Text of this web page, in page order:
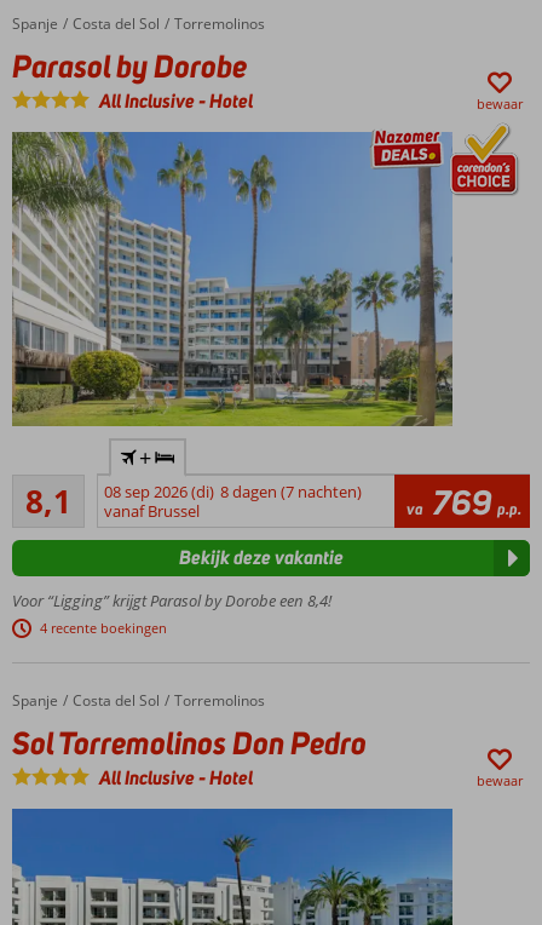
centrum van
Torremolinos
Volpension
en All
Inclusive
ook
mogelijk
Home
Spanje Costa del Sol Torremolinos
Parasol by Dorobe
Parasol by Dorobe
All Inclusive-Hotel bewaar
vernieuwd
familiehotel
Op
steenworp
strand en
de
gezellige
kamers tot 4
personen
zomerperiode
verblijf je
8,1Zeer goed
319
beoordelingen
+
08 sep 2026 (di) 8 dagen (7 nachten)
vanaf Brussel
va 769 p.p.
Voor “Ligging” krijgt Parasol by Dorobe een 8,4!
4 recente boekingen
Bekijk deze vakantie
Home
Spanje Costa del Sol Torremolinos
Sol Torremolinos Don Pedro
Sol Torremolinos Don Pedro
All Inclusive-Hotel bewaar